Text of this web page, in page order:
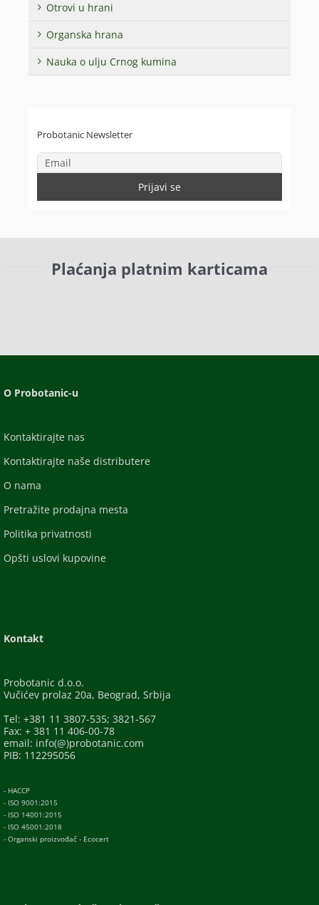
Otrovi u hrani
Organska hrana
Nauka o ulju Crnog kumina
Probotanic Newsletter
Plaćanja platnim karticama
O Probotanic-u
Kontaktirajte nas
Kontaktirajte naše distributere
O nama
Pretražite prodajna mesta
Politika privatnosti
Opšti uslovi kupovine
Kontakt
Probotanic d.o.o.
Vučićev prolaz 20a, Beograd, Srbija
Tel: +381 11 3807-535; 3821-567
Fax: + 381 11 406-00-78
email: info(@)probotanic.com
PIB: 112295056
- HACCP
- ISO 9001:2015
- ISO 14001:2015
- ISO 45001:2018
- Organski proizvođač - Ecocert